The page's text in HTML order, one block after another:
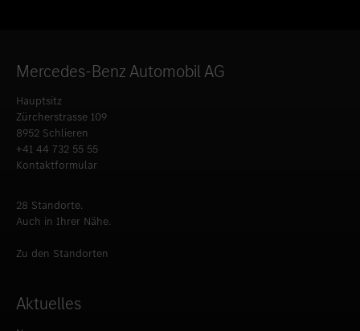
Mercedes-Benz Automobil AG
Hauptsitz
Zürcherstrasse 109
8952 Schlieren
+41 44 732 55 55
Kontaktformular
28 Standorte.
Auch in Ihrer Nähe.
Zu den Standorten
Aktuelles